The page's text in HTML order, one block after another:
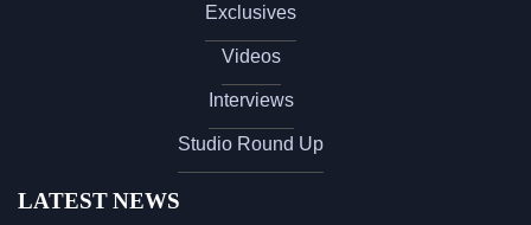
Exclusives
Videos
Interviews
Studio Round Up
LATEST NEWS